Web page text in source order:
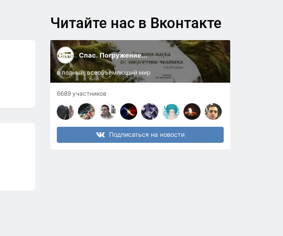
Читайте нас в Вконтакте
Спас. Погружение...
в полный, всеобъемлющий мир
6689 участников
Подписаться на новости